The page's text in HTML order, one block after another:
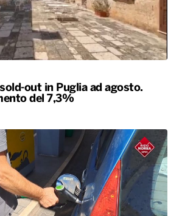
out in Puglia ad agosto.
del 7,3%